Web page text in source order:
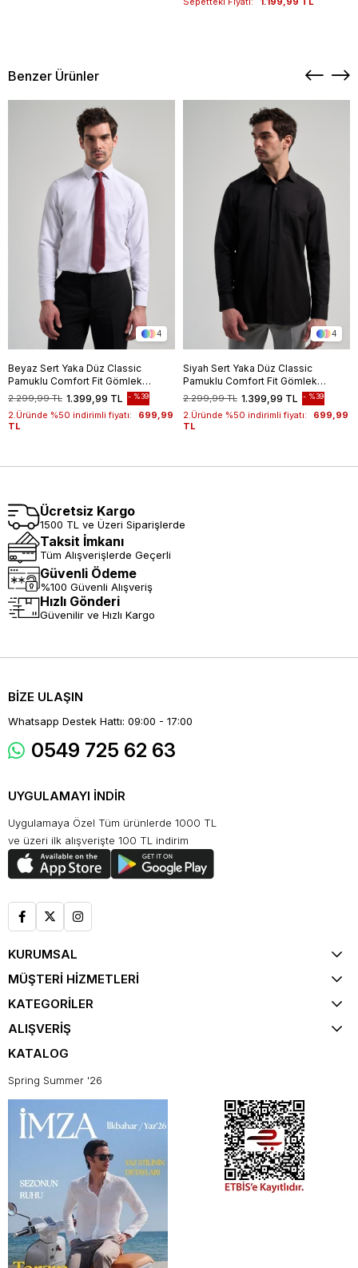
Benzer Ürünler
4
Beyaz Sert Yaka Düz Classic
Pamuklu Comfort Fit Gömlek
1004250213 1.399,99 TL
2.299,99 TL %39
2.Üründe %50 indirimli fiyatı:
699,99
TL
4
Siyah Sert Yaka Düz Classic
Pamuklu Comfort Fit Gömlek
1004250213 1.399,99 TL
2.299,99 TL %39
2.Üründe %50 indirimli fiyatı:
699,99
TL
Ücretsiz Kargo
1500 TL ve Üzeri Siparişlerde
Taksit İmkanı
Tüm Alışverişlerde Geçerli
Güvenli Ödeme
%100 Güvenli Alışveriş
Hızlı Gönderi
Güvenilir ve Hızlı Kargo
BİZE ULAŞIN
Whatsapp Destek Hattı: 09:00 - 17:00
0549 725 62 63
UYGULAMAYI İNDİR
Uygulamaya Özel Tüm ürünlerde 1000 TL
ve üzeri ilk alışverişte 100 TL indirim
KURUMSAL
MÜŞTERİ HİZMETLERİ
KATEGORİLER
ALIŞVERİŞ
KATALOG
Spring Summer '26